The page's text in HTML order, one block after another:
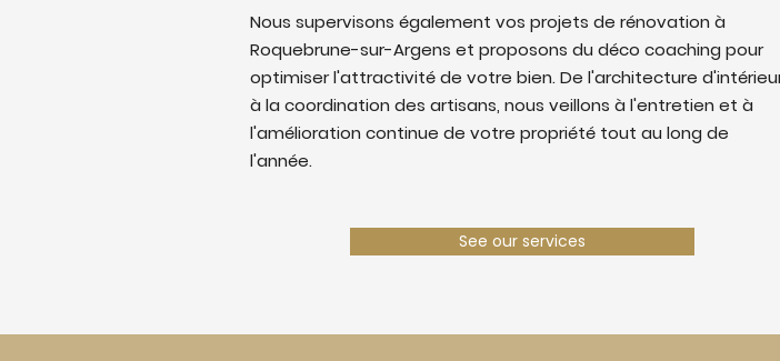
Nous supervisons également vos projets de rénovation à
Roquebrune-sur-Argens et proposons du déco coaching pour
optimiser l'attractivité de votre bien. De l'architecture
à la coordination des artisans, nous veillons à l'entretien et à
l'amélioration continue de votre propriété tout au long de
l'année.
See our services